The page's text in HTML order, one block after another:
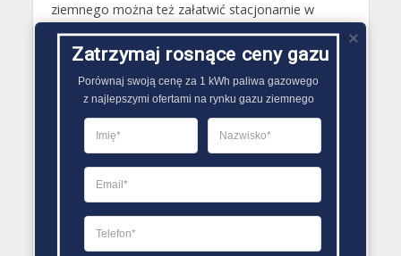
ziemnego można też załatwić stacjonarnie w
jednym z oddziałów obsługi klienta Polskiej Spółki
Gazownictwa.
Gazy techniczne Lwówek Śląski
Butle gazowe Lwówek Śląski
Gaz płynny Lwówek Śląski
LPG Lwówek Śląski
Dostawcy gazu Lwówek Śląski
PORÓWNYWARKA OFERT GAZU
Zatrzymaj rosnące ceny gazu
Porównaj swoją cenę za 1 kWh paliwa gazowego
z najlepszymi ofertami na rynku gazu ziemnego